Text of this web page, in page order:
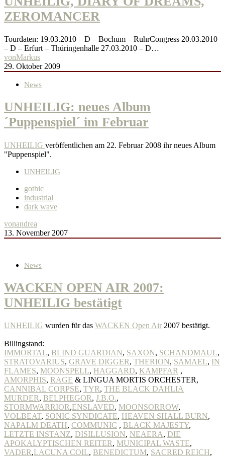
ZEROMANCER
Tourdaten: 19.03.2010 – D – Bochum – RuhrCongress 20.03.2010
– D – Erfurt – Thüringenhalle 27.03.2010 – D…
vonMarkus
29. Oktober 2009
News
UNHEILIG: neues Album
´Puppenspiel´ im Februar
UNHEILIG veröffentlichen am 22. Februar 2008 ihr neues Album
"Puppenspiel".
UNHEILIG
gothic
industrial
dark wave
vonandrea
13. November 2007
News
WACKEN OPEN AIR 2007:
UNHEILIG bestätigt
UNHEILIG wurden für das WACKEN Open Air 2007 bestätigt.
Billingstand:
IMMORTAL, BLIND GUARDIAN, SAXON, SCHANDMAUL,
STRATOVARIUS, GRAVE DIGGER, THERION, SAMAEL, IN
FLAMES, MOONSPELL, HAGGARD, KAMPFAR ,
AMORPHIS, RAGE & LINGUA MORTIS ORCHESTER,
CANNIBAL CORPSE, TYR, THE BLACK DAHLIA
MURDER, BELPHEGOR, J.B.O.,
STORMWARRIOR,ENSLAVED, MOONSORROW,
VOLBEAT, SONIC SYNDICATE, HEAVEN SHALL BURN,
NAPALM DEATH, COMMUNIC , BLACK MAJESTY,
LETZTE INSTANZ, DISILLUSION, NEAERA, DIE
APOKALYPTISCHEN REITER, MUNICIPAL WASTE,
VADER,LACUNA COIL, BENEDICTUM, SACRED REICH,